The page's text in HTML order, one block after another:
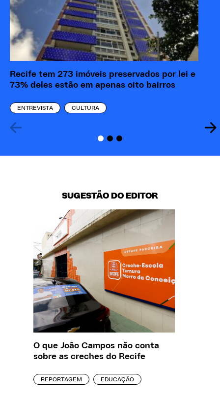
Recife tem 273 imóveis preservados por lei e
73% deles estão em apenas oito bairros
ENTREVISTA CULTURA
SUGESTÃO DO EDITOR
O que João Campos não conta
sobre as creches do Recife
REPORTAGEM EDUCAÇÃO